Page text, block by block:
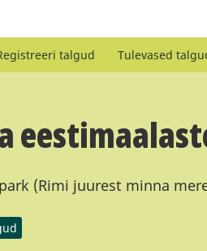
talgud Tulevased
(Rimi juurest minna